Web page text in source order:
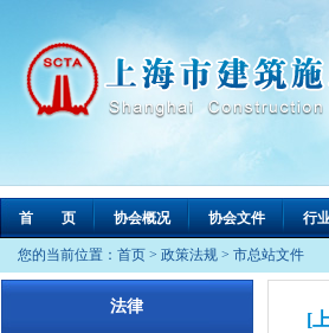
首 页 协会概况 协会文件 行
您的当前位置： 首页 > 政策法规 > 市总站文件
法律
[